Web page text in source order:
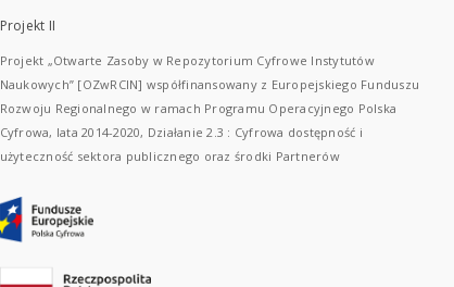
Projekt II
Projekt „Otwarte Zasoby w Repozytorium Cyfrowe Instytutów
Naukowych” [OZwRCIN] współfinansowany z Europejskiego Funduszu
Rozwoju Regionalnego w ramach Programu Operacyjnego Polska
Cyfrowa, lata 2014-2020, Działanie 2.3 : Cyfrowa dostępność i
użyteczność sektora publicznego oraz środki Partnerów